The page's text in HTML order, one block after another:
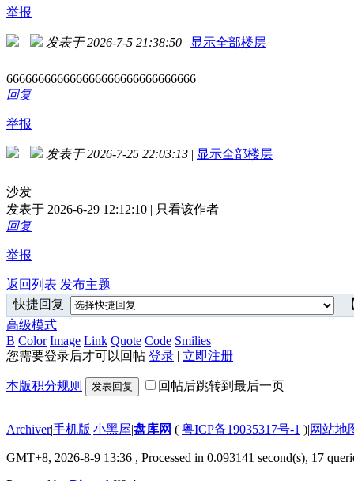
举报
发表于 2026-7-5 21:38:50 | 显示全部楼层
666666666666666666666666666666
回复
举报
发表于 2026-7-25 22:03:13 | 显示全部楼层
沙发
发表于 2026-6-29 12:12:10 | 只看该作者
回复
举报
返回列表 发布主题
快捷回复
高级模式
B Color Image Link Quote Code Smilies
您需要登录后才可以回帖 登录 | 立即注册
本版积分规则 发表回复 回帖后跳转到最后一页
Archiver|手机版|小黑屋|盘库网 ( 粤ICP备19035317号-1 )|网站地
GMT+8, 2026-8-9 13:36 , Processed in 0.093141 second(s), 17